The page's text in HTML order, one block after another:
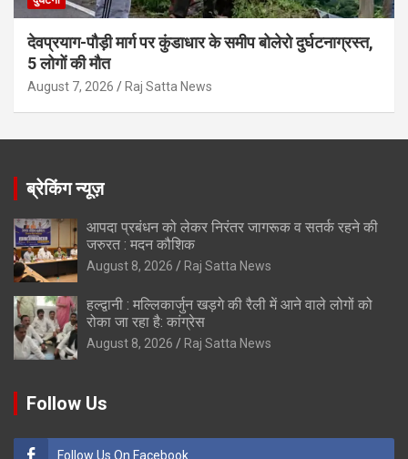
देवप्रयाग-पौड़ी मार्ग पर कुंडाधार के समीप बोलेरो दुर्घटनाग्रस्त,
5 लोगों की मौत
August 7, 2026 Raj Satta News
ब्रेकिंग न्यूज़
आपदा प्रबंधन को लेकर निरंतर जागरूक व सतर्क रहने की
जरुरत : मदन कौशिक
August 8, 2026 Raj Satta News
हल्द्वानी : मल्लिकार्जुन खड़गे की रैली में आने वाले लोगों को
रोका जा रहा है: कांग्रेस
August 8, 2026 Raj Satta News
Follow Us
Follow Us On Facebook